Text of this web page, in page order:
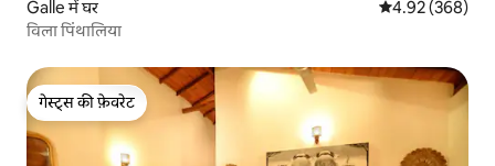
Galle में घर औसत रेटिंग 5 में से
4.92 (368)
विला पिंथालिया
गेस्ट्स की फ़ेवरेट
गेस्ट्स की फ़ेवरेट